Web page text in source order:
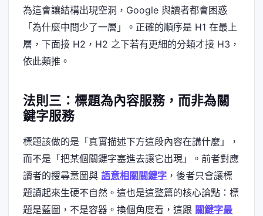
為這會讓結構出現空洞，Google 與讀者都會困惑
「為什麼中間少了一層」。正確的順序是 H1 在最上
層，下面接 H2，H2 之下若有更細的分類才接 H3，
依此類推。
法則三：標題為內容服務，而非為關
鍵字服務
標題該做的是「真實描述下方這段內容在講什麼」，
而不是「把某個關鍵字塞進去讓它出現」。前者對應
讀者的搜尋意圖與 語意相關關鍵字 ，後者只會讓標
題讀起來生硬不自然。這也是這整篇的核心論點：標
題是藍圖，不是容器。換個角度看，這跟 關鍵字最